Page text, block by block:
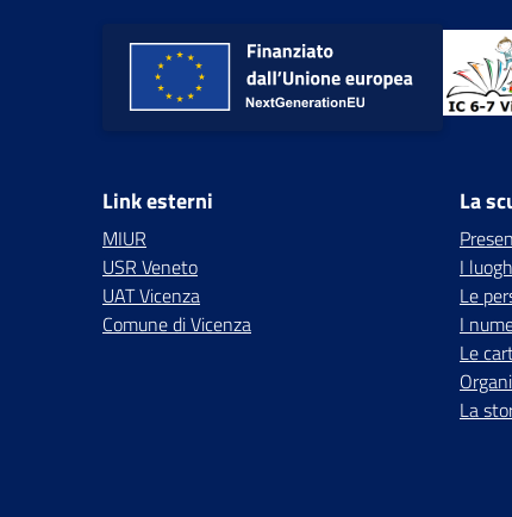
Link esterni
MIUR
USR Veneto
UAT Vicenza
Comune di Vicenza
La
I
Le
I
Le
La